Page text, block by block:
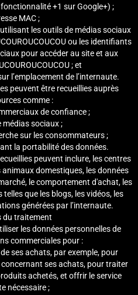
+1 sur Google+) ;
MAC ;
les outils de médias sociaux
ou les identifiants
pour accéder au site et aux
; et
l’emplacement de l’internaute.
peuvent être recueillies auprès
comme :
de confiance ;
médias sociaux ;
sur les consommateurs ;
la portabilité des données.
peuvent inclure, les centres
animaux domestiques, les données
le comportement d'achat, les
que les blogs, les vidéos, les
générées par l’internaute.
du traitement
les données personnelles de
commerciales pour :
ses achats, par exemple, pour
ses achats, pour traiter
achetés, et offrir le service
nécessaire ;